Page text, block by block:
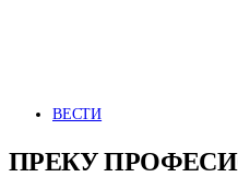
ВЕСТИ
ПРЕКУ